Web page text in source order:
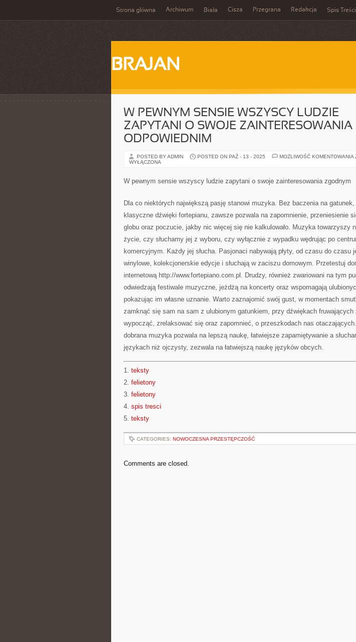
Strona główna Archiwum Biała Cisza Przegrana Redakcja Spis Treści
BRAJAN
W PEWNYM SENSIE WSZYSCY LUDZIE
ZAPYTANI O SWOJE ZAINTERESOWANIA
ODPOWIEDNIM
POSTED BY ADMIN POSTED ON PAŹ - 13 - 2025 MOŻLIWOŚĆ KOMENTOWANIA
WYŁĄCZONA
W pewnym sensie wszyscy ludzie zapytani o swoje zainteresowania zgodnym
Dla co niektórych największą pasję stanowi muzyka. Bez baczenia na
klasyczne dźwięki fortepianu, zawsze pozwala na zapomnienie, przeniesienie
globu oraz poczucie, jakby nic więcej się nie kalkulowało. Muzyka towarzyszy
życie, czy słuchamy jej z wyboru, czy wyłącznie z wypadku wędrując po
komercyjnym. Każdy jej słucha. Pasjonaci nabywają płyty, od czasu do czasu
winylowe, kolekcjonerskie edycje i słuchają w zaciszu domowym. Przetestuj
internetową http://www.fortepiano.com.pl. Drudzy, również zwariowani na tym
odwiedzają festiwale muzyczne, jeżdżą na koncerty oraz wspomagają
pokazując im własne uznanie. Warto zaznajomić swój gust, w momentach
zamknąć się sam na sam z ulubionym gatunkiem, przy dźwiękach fruwających
wypocząć, zrelaksować się oraz zapomnieć, o przeszkodach nas
dobrana muzyka pozwala na lepszą naukę, łatwiejsze zapamiętywanie a
językach niż ojczysty, zezwala na łatwiejszą naukę języków obcych.
1. teksty
2. felietony
3. felietony
4. spis tresci
5. teksty
CATEGORIES: NOWOCZESNA PRZESTĘPCZOŚĆ
Comments are closed.